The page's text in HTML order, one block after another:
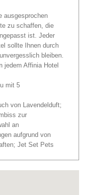
ausgesprochen
zu schaffen, die
ist. Jeder
sollte Ihnen durch
bleiben.
jedem Affinia Hotel
mit 5
von Lavendelduft;
zur
an
aufgrund von
Jet Set Pets